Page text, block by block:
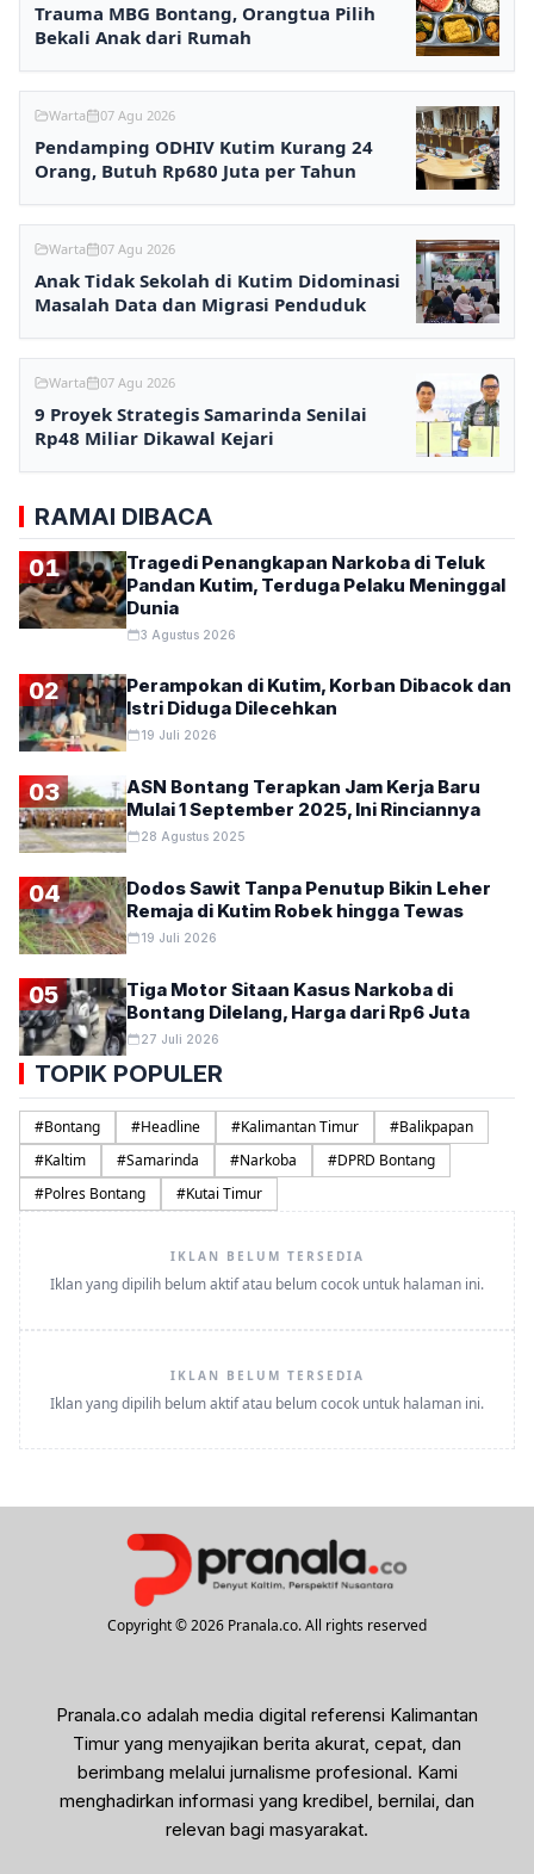
Trauma MBG Bontang, Orangtua Pilih
Bekali Anak dari Rumah
Warta 07 Agu 2026
Pendamping ODHIV Kutim Kurang 24
Orang, Butuh Rp680 Juta per Tahun
Warta 07 Agu 2026
Anak Tidak Sekolah di Kutim Didominasi
Masalah Data dan Migrasi Penduduk
Warta 07 Agu 2026
9 Proyek Strategis Samarinda Senilai
Rp48 Miliar Dikawal Kejari
RAMAI DIBACA
01
Tragedi Penangkapan Narkoba di Teluk
Pandan Kutim, Terduga Pelaku Meninggal
Dunia
3 Agustus 2026
02
Perampokan di Kutim, Korban Dibacok dan
Istri Diduga Dilecehkan
19 Juli 2026
03
ASN Bontang Terapkan Jam Kerja Baru
Mulai 1 September 2025, Ini Rinciannya
28 Agustus 2025
04
Dodos Sawit Tanpa Penutup Bikin Leher
Remaja di Kutim Robek hingga Tewas
19 Juli 2026
05
Tiga Motor Sitaan Kasus Narkoba di
Bontang Dilelang, Harga dari Rp6 Juta
27 Juli 2026
TOPIK POPULER
#Bontang #Headline #Kalimantan Timur #Balikpapan
#Kaltim #Samarinda #Narkoba #DPRD Bontang
#Polres Bontang #Kutai Timur
IKLAN BELUM TERSEDIA
Iklan yang dipilih belum aktif atau belum cocok untuk halaman ini.
IKLAN BELUM TERSEDIA
Iklan yang dipilih belum aktif atau belum cocok untuk halaman ini.
Copyright © 2026 Pranala.co. All rights reserved
Pranala.co adalah media digital referensi Kalimantan
Timur yang menyajikan berita akurat, cepat, dan
berimbang melalui jurnalisme profesional. Kami
menghadirkan informasi yang kredibel, bernilai, dan
relevan bagi masyarakat.